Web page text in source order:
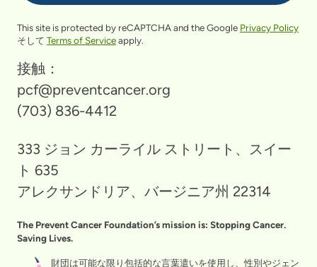
This site is protected by reCAPTCHA and the Google Privacy Policy
そして Terms of Serviceapply.
接触：
pcf@preventcancer.org
(703) 836-4412
333 ジョン カーライル ストリート、スイー
ト 635
アレクサンドリア、バージニア州 22314
The Prevent Cancer Foundation’s mission is: Stopping Cancer.
Saving Lives.
財団は可能な限り包括的な言葉遣いを使用し、性別やジェン